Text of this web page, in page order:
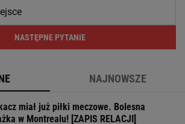
NASTĘPNE PYTANIE
NAJNOWSZE
miał już piłki meczowe. Bolesna
w Montrealu! [ZAPIS RELACJI]